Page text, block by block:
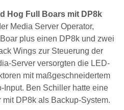
Hog Full Boars mit DP8k
Media Server Operator,
plus einen DP8k und zwei
Wings zur Steuerung der
Server versorgten die LED-
mit maßgeschneidertem
Ben Schiller hatte eine
DP8k als Backup-System.